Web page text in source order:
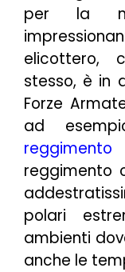
per la
elicottero,
stesso, è in
Forze
ad
reggimento
polari
ambienti
anche le